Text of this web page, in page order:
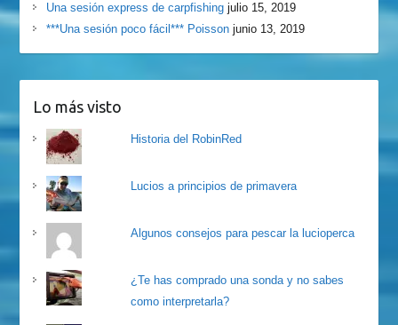
Una sesión express de carpfishing julio 15, 2019
***Una sesión poco fácil*** Poisson junio 13, 2019
Lo más visto
Historia del RobinRed
Lucios a principios de primavera
Algunos consejos para pescar la lucioperca
¿Te has comprado una sonda y no sabes
como interpretarla?